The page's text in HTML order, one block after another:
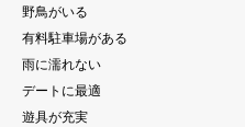
野鳥がいる
有料駐車場がある
雨に濡れない
デートに最適
遊具が充実